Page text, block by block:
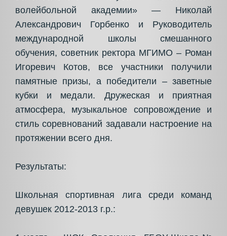
волейбольной академии» — Николай
Александрович Горбенко и Руководитель
международной школы смешанного
обучения, советник ректора МГИМО – Роман
Игоревич Котов, все участники получили
памятные призы, а победители – заветные
кубки и медали. Дружеская и приятная
атмосфера, музыкальное сопровождение и
стиль соревнований задавали настроение на
протяжении всего дня.
Результаты:
Школьная спортивная лига среди команд
девушек 2012-2013 г.р.: